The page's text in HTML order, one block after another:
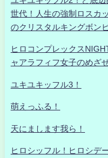
世代！人生の強制ロスカ
のクリスタルキングボン
ヒロコンプレックス
ャアラフィフ女子のめざ
ユキユキッフル3！
萌えっふる！
天にまします我ら！
ヒロシッフル！ヒロシデ